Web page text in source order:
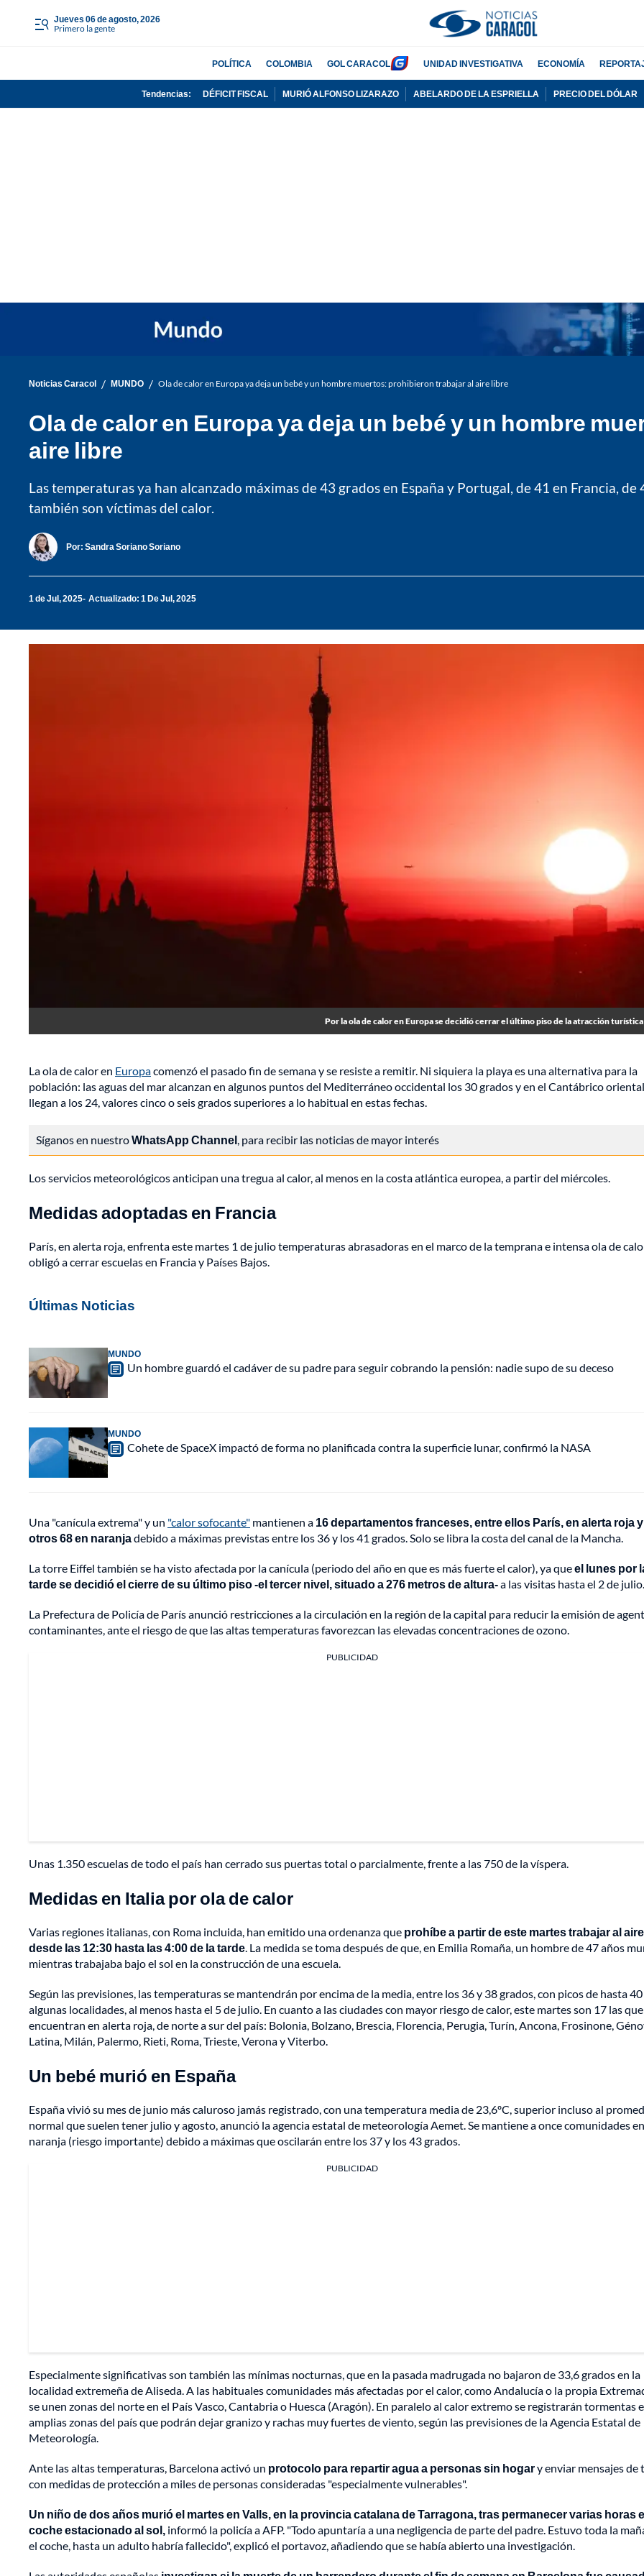
jueves 06 de agosto, 2026
Primero la gente
POLÍTICA COLOMBIA GOL CARACOL UNIDAD INVESTIGATIVA ECONOMÍA
Tendencias: DÉFICIT FISCAL MURIÓ ALFONSO LIZARAZO ABELARDO DE LA ESPRIELLA PRECIO DEL DÓLAR
Noticias Caracol / MUNDO / Ola de calor en Europa ya deja un bebé y un hombre muertos: prohibieron trabajar al aire libre
Ola de calor en Europa ya deja un bebé y un hombre
aire libre
Las temperaturas ya han alcanzado máximas de 43 grados en España y Portugal, de 41 en Francia,
también son víctimas del calor.
Por: Sandra Soriano Soriano
1 de Jul, 2025 Actualizado: 1 De Jul, 2025
Por la ola de calor en Europa se decidió cerrar el último piso de la atracción turística
La ola de calor en Europacomenzó el pasado fin de semana y se resiste a remitir. Ni siquiera la playa es una alternativa para la
población: las aguas del mar alcanzan en algunos puntos del Mediterráneo occidental los 30 grados y en el Cantábrico oriental
llegan a los 24, valores cinco o seis grados superiores a lo habitual en estas fechas.
Síganos en nuestroWhatsApp Channel, para recibir las noticias de mayor interés
Los servicios meteorológicos anticipan una tregua al calor, al menos en la costa atlántica europea, a partir del miércoles.
Medidas adoptadas en Francia
París, en alerta roja, enfrenta este martes 1 de julio temperaturas abrasadoras en el marco de la temprana e intensa ola de
obligó a cerrar escuelas en Francia y Países Bajos.
Últimas Noticias
MUNDO
Un hombre guardó el cadáver de su padre para seguir cobrando la pensión: nadie supo de su deceso
MUNDO
Cohete de SpaceX impactó de forma no planificada contra la superficie lunar, confirmó la NASA
Una "canícula extrema" y un "calor sofocante" mantienen a 16 departamentos franceses, entre ellos París, en alerta roja
otros 68 en naranjadebido a máximas previstas entre los 36 y los 41 grados. Solo se libra la costa del canal de la Mancha.
La torre Eiffel también se ha visto afectada por la canícula (periodo del año en que es más fuerte el calor), ya queel lunes por
tarde se decidió el cierre de su último piso -el tercer nivel, situado a 276 metros de altura-a las visitas hasta el 2 de julio.
La Prefectura de Policía de París anunció restricciones a la circulación en la región de la capital para reducir la emisión de
contaminantes, ante el riesgo de que las altas temperaturas favorezcan las elevadas concentraciones de ozono.
PUBLICIDAD
Unas 1.350 escuelas de todo el país han cerrado sus puertas total o parcialmente, frente a las 750 de la víspera.
Medidas en Italia por ola de calor
Varias regiones italianas, con Roma incluida, han emitido una ordenanza que prohíbe a partir de este martes trabajar al
desde las 12:30 hasta las 4:00 de la tarde. La medida se toma después de que, en Emilia Romaña, un hombre de 47 años
mientras trabajaba bajo el sol en la construcción de una escuela.
Según las previsiones, las temperaturas se mantendrán por encima de la media, entre los 36 y 38 grados, con picos de hasta 40
algunas localidades, al menos hasta el 5 de julio. En cuanto a las ciudades con mayor riesgo de calor, este martes son 17 las
encuentran en alerta roja, de norte a sur del país: Bolonia, Bolzano, Brescia, Florencia, Perugia, Turín, Ancona, Frosinone,
Latina, Milán, Palermo, Rieti, Roma, Trieste, Verona y Viterbo.
Un bebé murió en España
España vivió su mes de junio más caluroso jamás registrado, con una temperatura media de 23,6ºC, superior incluso al
normal que suelen tener julio y agosto, anunció la agencia estatal de meteorología Aemet. Se mantiene a once comunidades
naranja (riesgo importante) debido a máximas que oscilarán entre los 37 y los 43 grados.
PUBLICIDAD
Especialmente significativas son también las mínimas nocturnas, que en la pasada madrugada no bajaron de 33,6 grados en la
localidad extremeña de Aliseda. A las habituales comunidades más afectadas por el calor, como Andalucía o la propia
se unen zonas del norte en el País Vasco, Cantabria o Huesca (Aragón). En paralelo al calor extremo se registrarán tormentas
amplias zonas del país que podrán dejar granizo y rachas muy fuertes de viento, según las previsiones de la Agencia Estatal de
Meteorología.
Ante las altas temperaturas, Barcelona activó un protocolo para repartir agua a personas sin hogary enviar mensajes de
con medidas de protección a miles de personas consideradas "especialmente vulnerables".
Un niño de dos años murió el martes en Valls, en la provincia catalana de Tarragona, tras permanecer varias horas
coche estacionado al sol, informó la policía a AFP. "Todo apuntaría a una negligencia de parte del padre. Estuvo toda la
el coche, hasta un adulto habría fallecido", explicó el portavoz, añadiendo que se había abierto una investigación.